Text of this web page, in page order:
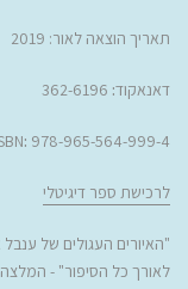
תאריך הוצאה לאור: 2019
דאנאקוד:
362-6196
: 978-965-564-999-4
לרכישת ספר דיגיטלי
"האיורים העגולים של
לאורך כל הסיפור"
-